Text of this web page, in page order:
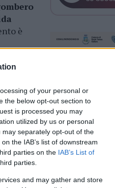
of your personal or
the below opt-out section to
is processed you may
utilized by us or personal
separately opt-out of the
the IAB’s list of downstream
parties on the IAB’s List of
parties.
and may gather and store
è
o